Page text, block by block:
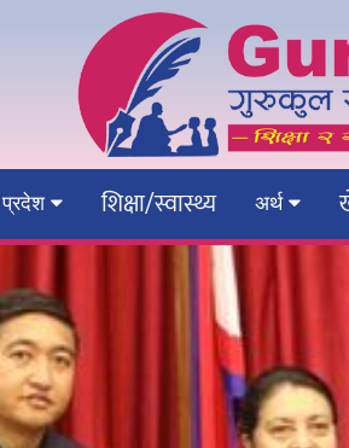
प्रदेश शिक्षा/स्वास्थ्य अर्थ